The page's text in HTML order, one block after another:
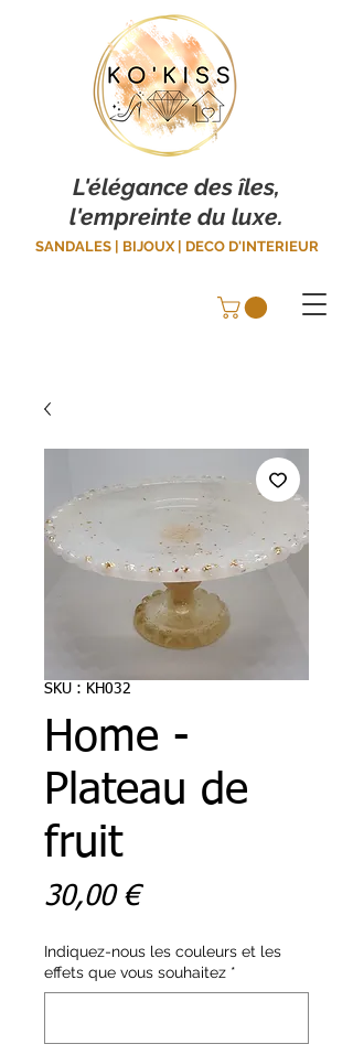
L'élégance des îles,
l'empreinte du luxe.
SANDALES | BIJOUX | DECO D'INTERIEUR
SKU : KH032
Home -
Plateau de
fruit
30,00 €Prix
Indiquez-nous les couleurs et les
effets que vous souhaitez *